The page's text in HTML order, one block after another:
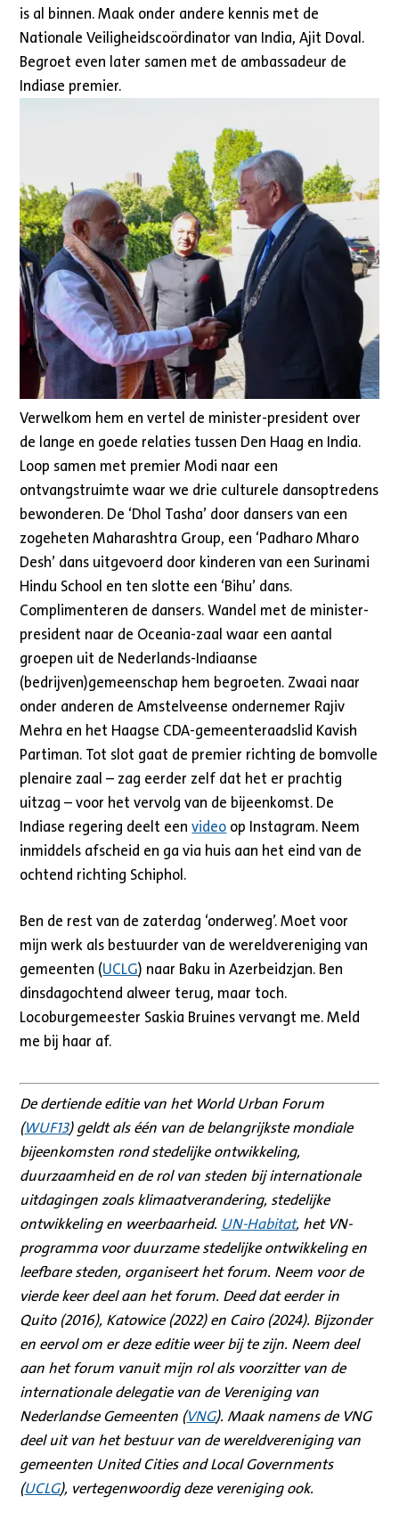
is al binnen. Maak onder andere kennis met de
Nationale Veiligheidscoördinator van India, Ajit Doval.
Begroet even later samen met de ambassadeur de
Indiase premier.
Verwelkom hem en vertel de minister-president over
de lange en goede relaties tussen Den Haag en India.
Loop samen met premier Modi naar een
ontvangstruimte waar we drie culturele dansoptredens
bewonderen. De ‘Dhol Tasha’ door dansers van een
zogeheten Maharashtra Group, een ‘Padharo Mharo
Desh’ dans uitgevoerd door kinderen van een Surinami
Hindu School en ten slotte een ‘Bihu’ dans.
Complimenteren de dansers. Wandel met de minister-
president naar de Oceania-zaal waar een aantal
groepen uit de Nederlands-Indiaanse
(bedrijven)gemeenschap hem begroeten. Zwaai naar
onder anderen de Amstelveense ondernemer Rajiv
Mehra en het Haagse CDA-gemeenteraadslid Kavish
Partiman. Tot slot gaat de premier richting de bomvolle
plenaire zaal – zag eerder zelf dat het er prachtig
uitzag – voor het vervolg van de bijeenkomst. De
Indiase regering deelt eenvideo op Instagram. Neem
inmiddels afscheid en ga via huis aan het eind van de
ochtend richting Schiphol.
Ben de rest van de zaterdag ‘onderweg’. Moet voor
mijn werk als bestuurder van de wereldvereniging van
gemeenten (UCLG) naar Baku in Azerbeidzjan. Ben
dinsdagochtend alweer terug, maar toch.
Locoburgemeester Saskia Bruines vervangt me. Meld
me bij haar af.
De dertiende editie van het World Urban Forum
(WUF13) geldt als één van de belangrijkste mondiale
bijeenkomsten rond stedelijke ontwikkeling,
duurzaamheid en de rol van steden bij internationale
uitdagingen zoals klimaatverandering, stedelijke
ontwikkeling en weerbaarheid. UN-Habitat, het VN-
programma voor duurzame stedelijke ontwikkeling en
leefbare steden, organiseert het forum. Neem voor de
vierde keer deel aan het forum. Deed dat eerder in
Quito (2016), Katowice (2022) en Cairo (2024). Bijzonder
en eervol om er deze editie weer bij te zijn. Neem deel
aan het forum vanuit mijn rol als voorzitter van de
internationale delegatie van de Vereniging van
Nederlandse Gemeenten (VNG). Maak namens de VNG
deel uit van het bestuur van de wereldvereniging van
gemeenten United Cities and Local Governments
(UCLG), vertegenwoordig deze vereniging ook.